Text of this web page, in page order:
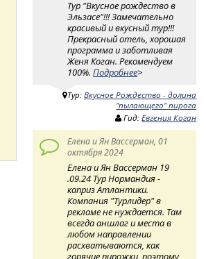
Тур "Вкусное рождество в
Эльзасе"!!! Замечательно
красивый и вкусный тур!!!
Прекрасный отель, хорошая
программа и заботливая
Женя Коган. Рекомендуем
100%.Подробнее>
Тур:Вкусное Рождество - долина
"пылающего" пирога
Гид:Евгения Коган
Елена и Ян Вассерман, 01
октября 2024
Елена и Ян Вассерман 19
.09.24 Тур Нормандия -
каприз Атлантики.
Компания "Турлидер" в
рекламе не нуждается. Там
всегда аншлаг и места в
любом направлении
расхватываются, как
горячие пирожки, поэтому